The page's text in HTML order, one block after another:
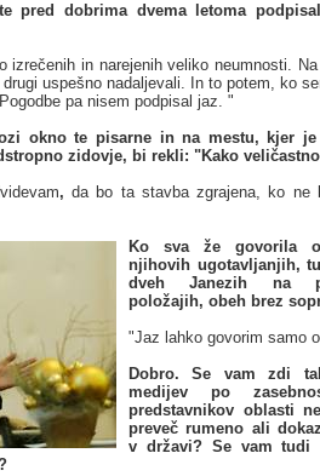
pred dobrima dvema letoma
in narejenih veliko neumnosti.
uspešno nadaljevali. In to potem, ko
pa nisem podpisal jaz. "
okno te pisarne in na mestu, kjer
zidovje, bi rekli: "Kako
, da bo ta stavba zgrajena, ko ne
Ko sva že govorila
njihovih ugotavljanjih,
dveh Janezih na
položajih, obeh brez
"Jaz lahko govorim samo
Dobro. Se vam zdi
medijev po
predstavnikov oblasti
preveč rumeno ali
v državi? Se vam tudi